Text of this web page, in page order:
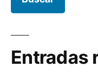
Entradas